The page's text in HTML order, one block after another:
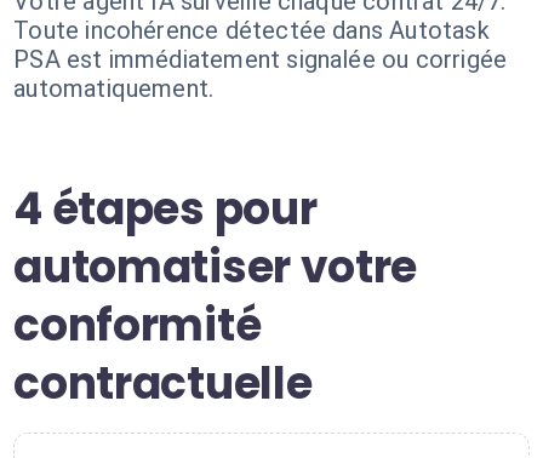
Toute incohérence détectée dans Autotask
PSA est immédiatement signalée ou corrigée
automatiquement.
4 étapes pour
automatiser votre
conformité
contractuelle